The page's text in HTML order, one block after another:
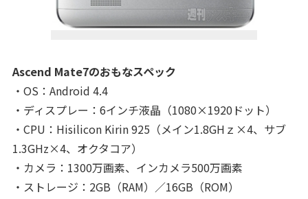
Ascend Mate7のおもなスペック
・OS：Android 4.4
・ディスプレー：6インチ液晶（1080×1920ドット）
・CPU：Hisilicon Kirin 925（メイン1.8GHｚ×4、サブ
1.3GHz×4、オクタコア）
・カメラ：1300万画素、インカメラ500万画素
・ストレージ：2GB（RAM）／16GB（ROM）